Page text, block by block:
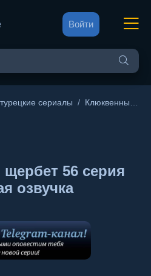
Войти
сериалы / Клюквенный щербет
56 серия
озвучка